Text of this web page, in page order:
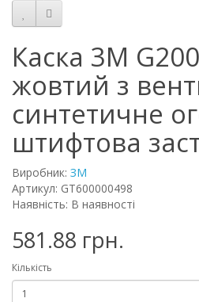
Каска 3М
жовтий з
синтетичне
штифтова
Виробник: ЗМ
Артикул: GT600000498
Наявність: В наявності
581.88 грн.
Кількість